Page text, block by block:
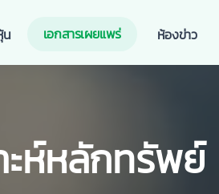
น เอกสารเผยแพร่ ห้องข่าว
ะห์หลักทรัพย์